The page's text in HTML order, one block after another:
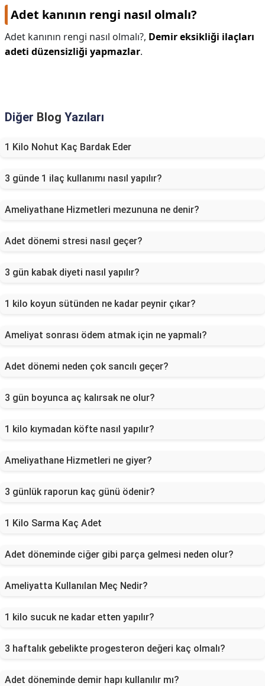
Adet kanının rengi nasıl olmalı?
Adet kanının rengi nasıl olmalı?, Demir eksikliği ilaçları
adeti düzensizliği yapmazlar.
Diğer Blog Yazıları
1 Kilo Nohut Kaç Bardak Eder
3 günde 1 ilaç kullanımı nasıl yapılır?
Ameliyathane Hizmetleri mezununa ne denir?
Adet dönemi stresi nasıl geçer?
3 gün kabak diyeti nasıl yapılır?
1 kilo koyun sütünden ne kadar peynir çıkar?
Ameliyat sonrası ödem atmak için ne yapmalı?
Adet dönemi neden çok sancılı geçer?
3 gün boyunca aç kalırsak ne olur?
1 kilo kıymadan köfte nasıl yapılır?
Ameliyathane Hizmetleri ne giyer?
3 günlük raporun kaç günü ödenir?
1 Kilo Sarma Kaç Adet
Adet döneminde ciğer gibi parça gelmesi neden olur?
Ameliyatta Kullanılan Meç Nedir?
1 kilo sucuk ne kadar etten yapılır?
3 haftalık gebelikte progesteron değeri kaç olmalı?
Adet döneminde demir hapı kullanılır mı?